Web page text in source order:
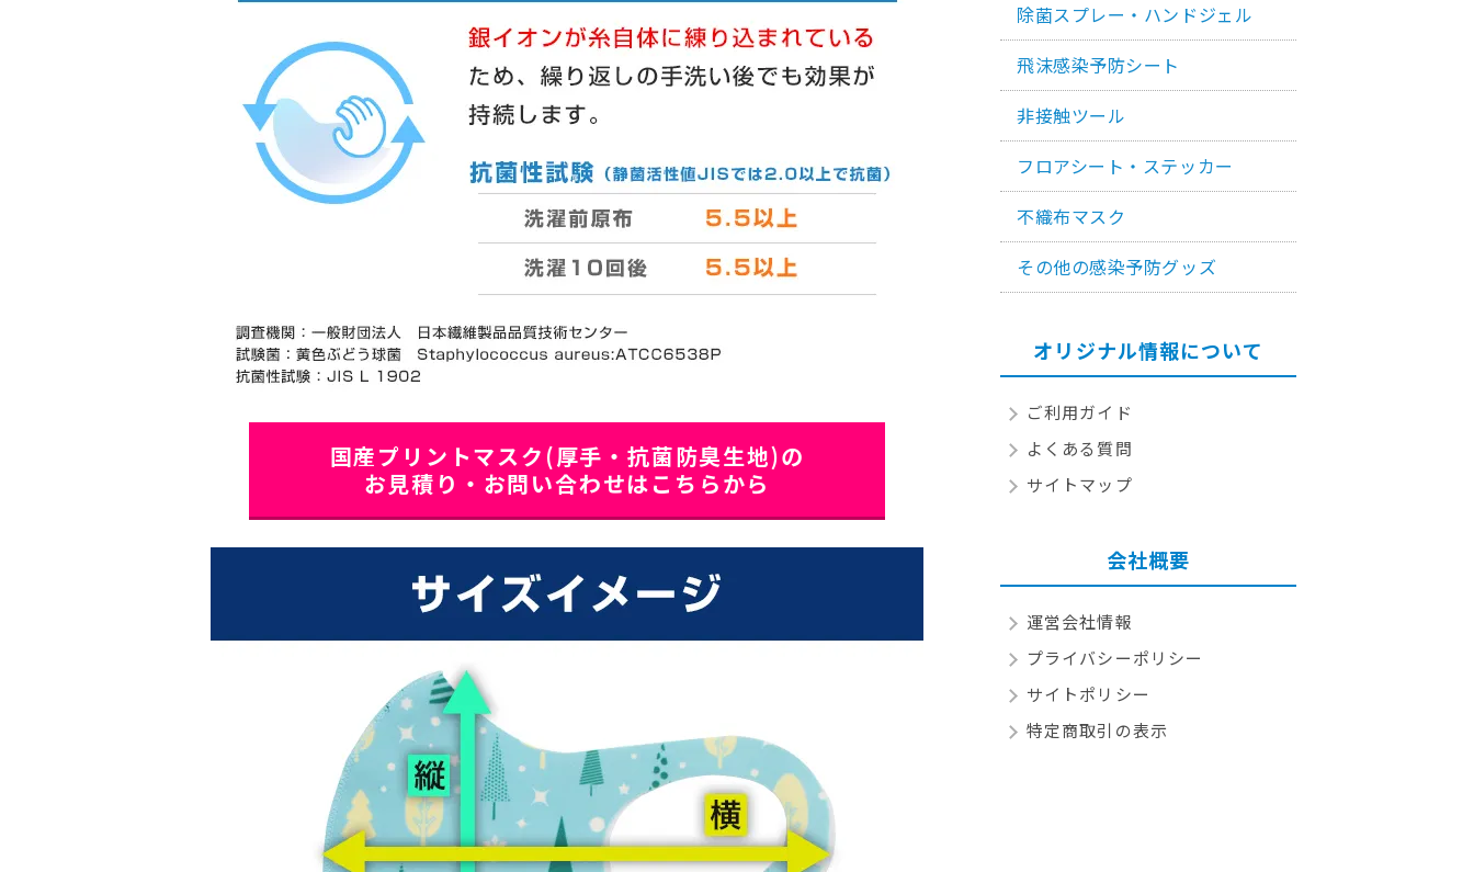
国産プリントマスク(厚手・抗菌防臭生地)の
お見積り・お問い合わせはこちらから
除菌スプレー・ハンドジェル
飛沫感染予防シート
非接触ツール
フロアシート・ステッカー
不織布マスク
その他の感染予防グッズ
オリジナル情報について
ご利用ガイド
よくある質問
サイトマップ
会社概要
運営会社情報
プライバシーポリシー
サイトポリシー
特定商取引の表示